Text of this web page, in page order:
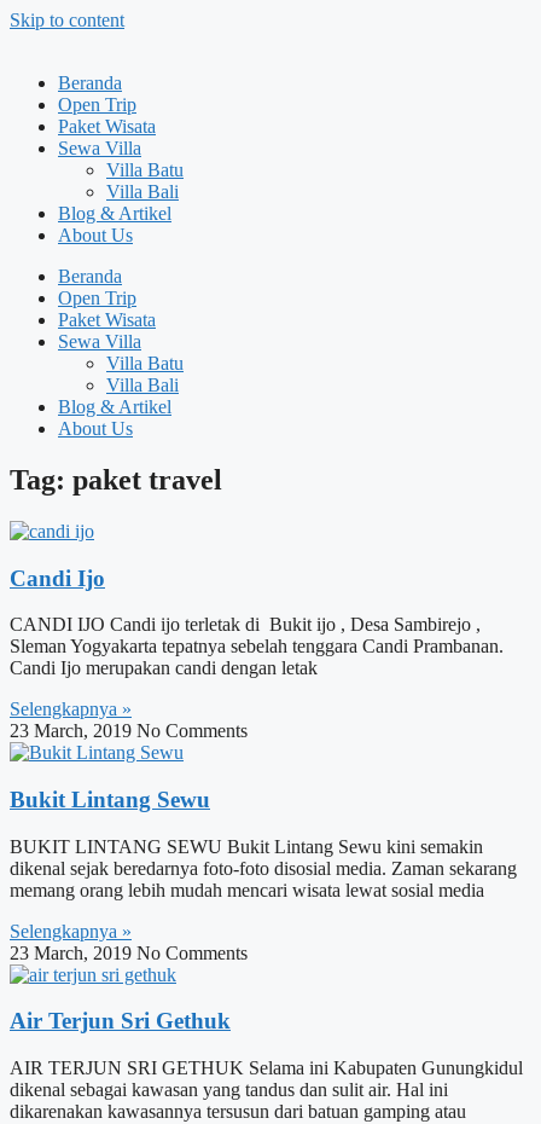
Skip to content
Beranda
Open Trip
Paket Wisata
Sewa Villa
Villa Batu
Villa Bali
Blog & Artikel
About Us
Beranda
Open Trip
Paket Wisata
Sewa Villa
Villa Batu
Villa Bali
Blog & Artikel
About Us
Tag: paket travel
Candi Ijo
CANDI IJO Candi ijo terletak di Bukit ijo , Desa Sambirejo ,
Sleman Yogyakarta tepatnya sebelah tenggara Candi Prambanan.
Candi Ijo merupakan candi dengan letak
Selengkapnya »
23 March, 2019 No Comments
Bukit Lintang Sewu
BUKIT LINTANG SEWU Bukit Lintang Sewu kini semakin
dikenal sejak beredarnya foto-foto disosial media. Zaman sekarang
memang orang lebih mudah mencari wisata lewat sosial media
Selengkapnya »
23 March, 2019 No Comments
Air Terjun Sri Gethuk
AIR TERJUN SRI GETHUK Selama ini Kabupaten Gunungkidul
dikenal sebagai kawasan yang tandus dan sulit air. Hal ini
dikarenakan kawasannya tersusun dari batuan gamping atau